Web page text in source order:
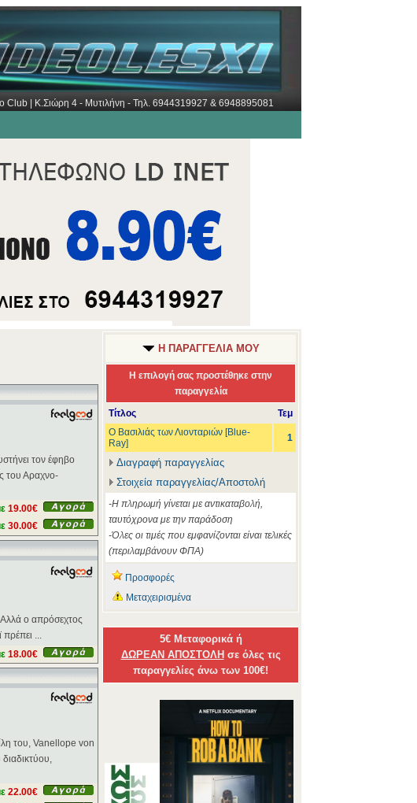
Club | Κ.Σιώρη 4 - Μυτιλήνη - Τηλ. 6944319927 & 6948895081
τον έφηβο
του Αραχνο-
19.00€
30.00€
ο απρόσεχτος
πρέπει ...
18.00€
του, Vanellope von
22.00€
Η ΠΑΡΑΓΓΕΛΙΑ ΜΟΥ
Η επιλογή σας προστέθηκε στην
παραγγελία
Τίτλος
Τεμ
Ο Βασιλιάς των Λιονταριών [Blue-
Ray]
1
Διαγραφή παραγγελίας
Στοιχεία παραγγελίας/Αποστολή
-Η πληρωμή γίνεται με αντικαταβολή,
ταυτόχρονα με την παράδοση
-Όλες οι τιμές που εμφανίζονται είναι τελικές
(περιλαμβάνουν ΦΠΑ)
Προσφορές
Μεταχειρισμένα
5€ Μεταφορικά ή
ΔΩΡΕΑΝ ΑΠΟΣΤΟΛΗ σε όλες τις
παραγγελίες άνω των 100€!